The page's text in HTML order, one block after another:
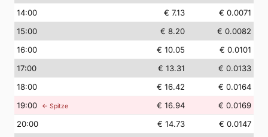
14:00 € 7.13
€ 0.0071
15:00 € 8.20
€ 0.0082
16:00 € 10.05
€ 0.0101
17:00 € 13.31
€ 0.0133
18:00 € 16.42
€ 0.0164
19:00 ← Spitze € 16.94
€ 0.0169
20:00 € 14.73
€ 0.0147